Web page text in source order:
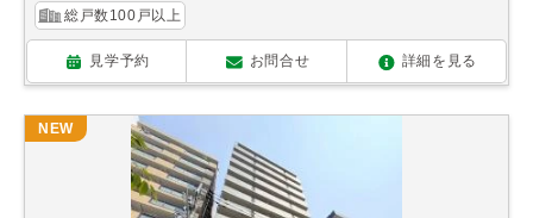
総戸数100戸以上
見学予約 お問合せ 詳細を見る
NEW